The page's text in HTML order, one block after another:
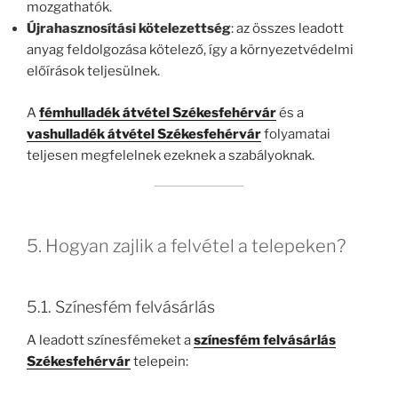
mozgathatók.
Újrahasznosítási kötelezettség: az összes leadott
anyag feldolgozása kötelező, így a környezetvédelmi
előírások teljesülnek.
Afémhulladék átvétel Székesfehérvárés a
vashulladék átvétel Székesfehérvárfolyamatai
teljesen megfelelnek ezeknek a szabályoknak.
5. Hogyan zajlik a felvétel a telepeken?
5.1. Színesfém felvásárlás
A leadott színesfémeket aszínesfém felvásárlás
Székesfehérvártelepein: